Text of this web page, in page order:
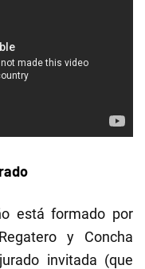
está formado por
y Concha
invitada (que